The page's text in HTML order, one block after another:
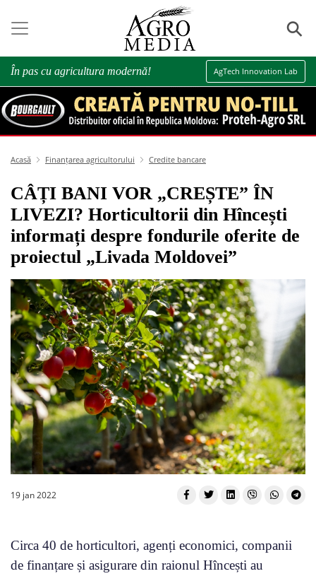
⚲
În pas cu agricultura modernă! AgTech Innovation Lab
Acasă Finanțarea agricultorului Credite bancare
CÂȚI BANI VOR „CREȘTE” ÎN
LIVEZI? Horticultorii din Hîncești
informați despre fondurile oferite de
proiectul „Livada Moldovei”
19 jan 2022
Circa 40 de horticultori, agenți economici, companii
de finanțare și asigurare din raionul Hîncești au